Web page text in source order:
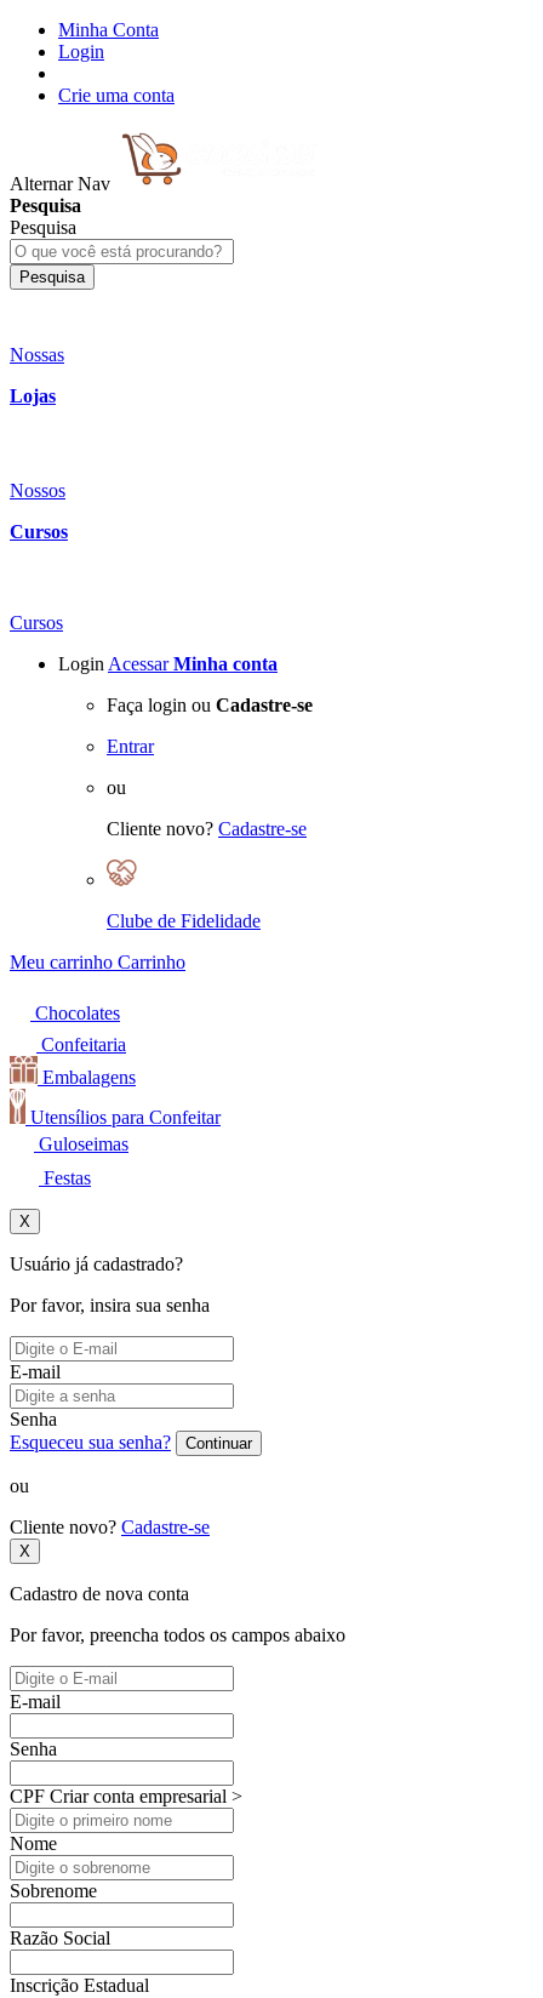
Minha Conta
Login
Crie uma conta
Alternar Nav
Pesquisa
Pesquisa
Pesquisa
Nossas
Lojas
Nossos
Cursos
Cursos
Login Acessar Minha conta
Faça login ou Cadastre-se
Entrar
ou
Cliente novo? Cadastre-se
Clube de Fidelidade
Meu carrinho Carrinho
Chocolates
Confeitaria
Embalagens
Utensílios para Confeitar
Guloseimas
Festas
X
Usuário já cadastrado?
Por favor, insira sua senha
E-mail
Senha
Esqueceu sua senha?
Continuar
ou
Cliente novo? Cadastre-se
X
Cadastro de nova conta
Por favor, preencha todos os campos abaixo
E-mail
Senha
CPF Criar conta empresarial >
Nome
Sobrenome
Razão Social
Inscrição Estadual